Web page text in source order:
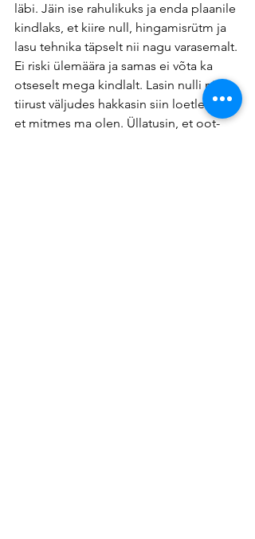
läbi. Jäin ise rahulikuks ja enda plaanile
kindlaks, et kiire null, hingamisrütm ja
lasu tehnika täpselt nii nagu varasemalt.
Ei riski ülemäära ja samas ei võta ka
otseselt mega kindlalt. Lasin nulli ning
tiirust väljudes hakkasin siin loetlema,
et mitmes ma olen. Üllatusin, et oot-